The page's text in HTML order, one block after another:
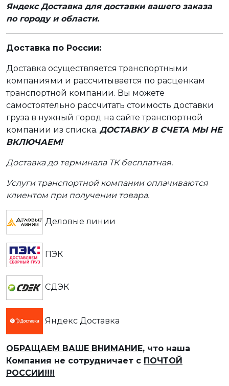
Яндекс Доставка для доставки вашего заказа
по городу и области.
Доставка по России:
Доставка осуществляется транспортными
компаниями и рассчитывается по расценкам
транспортной компании. Вы можете
самостоятельно рассчитать стоимость доставки
груза в нужный город на сайте транспортной
компании из списка. ДОСТАВКУ В СЧЕТА МЫ НЕ
ВКЛЮЧАЕМ!
Доставка до терминала ТК бесплатная.
Услуги транспортной компании оплачиваются
клиентом при получении товара.
Деловые линии
ПЭК
СДЭК
Яндекс Доставка
ОБРАЩАЕМ ВАШЕ ВНИМАНИЕ, что наша
Компания не сотрудничает с ПОЧТОЙ
РОССИИ!!!!